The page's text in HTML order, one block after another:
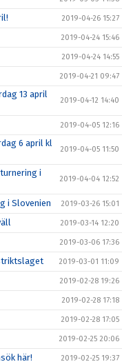
2019-04-26 15:27
2019-04-24 15:46
2019-04-24 14:55
2019-04-21 09:47
13 april
2019-04-12 14:40
2019-04-05 12:16
6 april kl
2019-04-05 11:50
i
2019-04-04 12:52
i Slovenien 2019-03-26 15:01
2019-03-14 12:20
2019-03-06 17:36
2019-03-01 11:09
2019-02-28 19:26
2019-02-28 17:18
2019-02-28 17:05
2019-02-25 20:06
här! 2019-02-25 19:37